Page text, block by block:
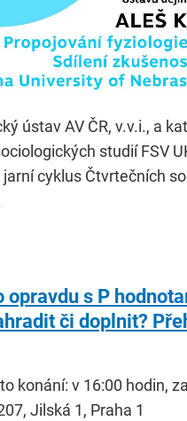
ústav AV ČR, v.v.i., a
studií FSV
cyklus Čtvrtečních
opravdu s P
či doplnit?
konání: v 16:00 hodin,
Jilská 1, Praha 1